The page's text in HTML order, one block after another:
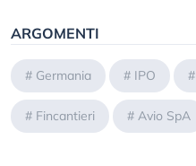
ARGOMENTI
# Germania # IPO #
# Fincantieri # Avio SpA